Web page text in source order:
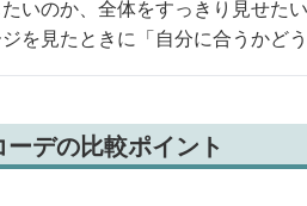
いのか、全体をすっきり見せた
を見たときに「自分に合うかど
デの比較ポイント